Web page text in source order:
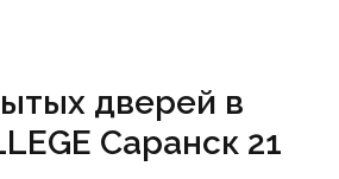
дверей в
Саранск 21